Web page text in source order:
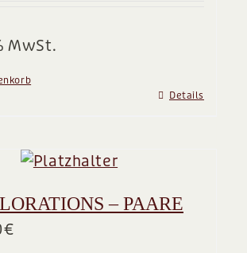
MwSt.
Details
– PAARE
€